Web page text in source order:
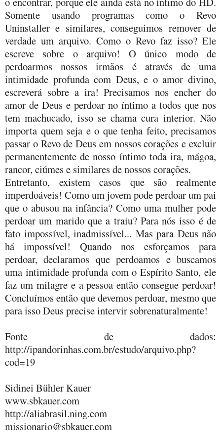
Somente usando programas como o Revo
Uninstaller e similares, conseguimos remover de
verdade um arquivo. Como o Revo faz isso? Ele
escreve sobre o arquivo! O único modo de
perdoarmos nossos irmãos é através de uma
intimidade profunda com Deus, e o amor divino,
escreverá sobre a ira! Precisamos nos encher do
amor de Deus e perdoar no íntimo a todos que nos
tem machucado, isso se chama cura interior. Não
importa quem seja e o que tenha feito, precisamos
passar o Revo de Deus em nossos corações e excluir
permanentemente de nosso íntimo toda ira, mágoa,
rancor, ciúmes e similares de nossos corações.
Entretanto, existem casos que são realmente
imperdoáveis! Como um jovem pode perdoar um pai
que o abusou na infância? Como uma mulher pode
perdoar um marido que a traiu? Para nós isso é de
fato impossível, inadmissível... Mas para Deus não
há impossível! Quando nos esforçamos para
perdoar, declaramos que perdoamos e buscamos
uma intimidade profunda com o Espírito Santo, ele
faz um milagre e a pessoa então consegue perdoar!
Concluímos então que devemos perdoar, mesmo que
para isso Deus precise intervir sobrenaturalmente!
Fonte de dados:
http://ipandorinhas.com.br/estudo/arquivo.php?
cod=19
Sidinei Bühler Kauer
www.sbkauer.com
http://aliabrasil.ning.com
missionario@sbkauer.com